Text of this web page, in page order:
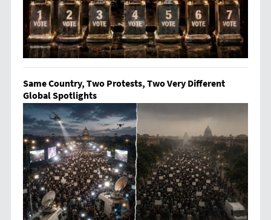
Same Country, Two Protests, Two Very Different
Global Spotlights